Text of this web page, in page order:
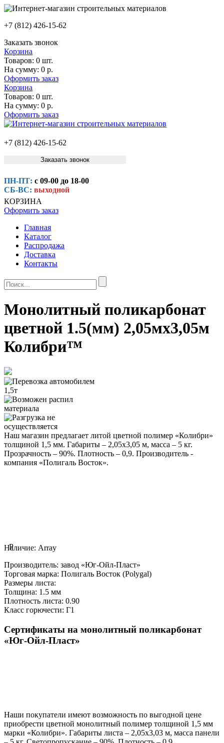
+7 (812) 426-15-62
Заказать звонок
Корзина
Товаров: 0 шт.
На сумму: 0 р.
Оформить заказ
Корзина
Товаров: 0 шт.
На сумму: 0 р.
Оформить заказ
+7 (812) 426-15-62
Заказать звонок
ПН-ПТ: с 09-00 до 18-00
СБ-ВС: выходной
КОРЗИНА
Оформить заказ
Главная
Каталог
Распродажа
Доставка
Контакты
Монолитный поликарбонат
цветной 1.5(мм) 2,05мx3,05м
Колибри™
Наш магазин предлагает литой цветной полимер «Колибри»
толщиной 1,5 мм. Габариты – 2,05х3,05 м, масса – 5 кг.
Прозрачность – 90%. Плотность – 0,9. Производитель -
компания «Полигаль Восток».
Наличие: Array
P
Производитель: завод «Юг-Ойл-Пласт»
Торговая марка: Полигаль Восток (Polygal)
Размеры листа:
Толщина: 1.5 мм
Плотность листа: 0.90
Класс горючести: Г1
Сертификаты на монолитный поликарбонат
«Юг-Ойл-Пласт»
Наши покупатели имеют возможность по выгодной цене
приобрести цветной монолитный полимер толщиной 1,5 мм
марки «Колибри». Габариты листа – 2,05х3,03 м, масса панели